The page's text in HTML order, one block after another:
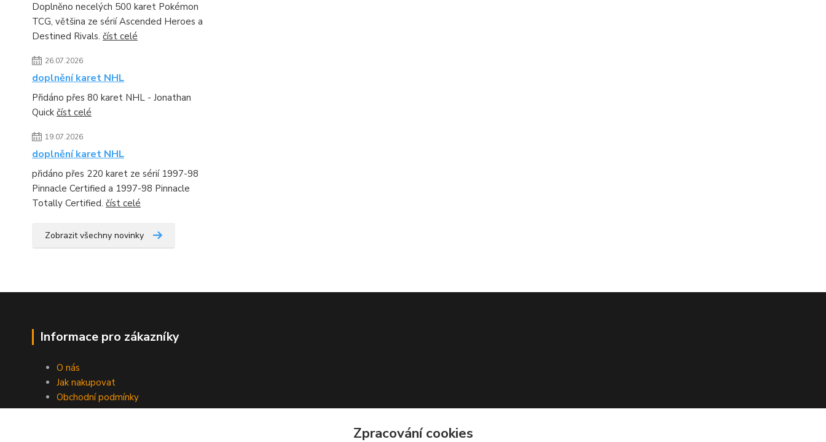
Doplněno necelých 500 karet Pokémon
TCG, většina ze sérií Ascended Heroes a
Destined Rivals. číst celé
26.07.2026
doplnění karet NHL
Přidáno přes 80 karet NHL - Jonathan
Quick číst celé
19.07.2026
doplnění karet NHL
přidáno přes 220 karet ze sérií 1997-98
Pinnacle Certified a 1997-98 Pinnacle
Totally Certified. číst celé
Zobrazit všechny novinky
Informace pro zákazníky
O nás
Jak nakupovat
Obchodní podmínky
Fotogalerie
Zpracování cookies